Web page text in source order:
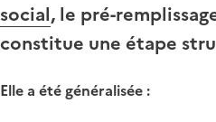
social, le pré-
constitue une étape
Elle a été généralisée :